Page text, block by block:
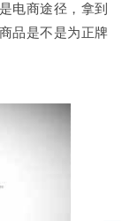
电商途径，拿到
品是不是为正牌